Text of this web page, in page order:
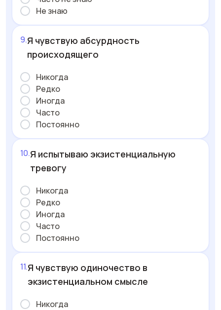
Не знаю
Я чувствую абсурдность
происходящего
Никогда
Редко
Иногда
Часто
Постоянно
Я испытываю экзистенциальную
тревогу
Никогда
Редко
Иногда
Часто
Постоянно
Я чувствую одиночество в
экзистенциальном смысле
Никогда